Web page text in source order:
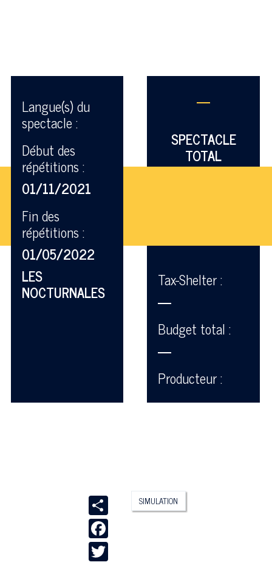
Langue(s) du
spectacle :
Début des
répétitions :
01/11/2021
Fin des
répétitions :
01/05/2022
LES
NOCTURNALES
—
SPECTACLE
TOTAL
Tax-Shelter :
—
Budget total :
—
Producteur :
Share
Facebook
Twitter
SIMULATION